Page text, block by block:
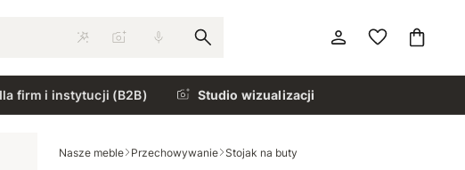
firm i instytucji (B2B) Studio wizualizacji
Nasze meble Przechowywanie Stojak na buty